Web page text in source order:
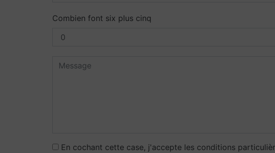
Combien font six plus cinq
En cochant cette case, j'accepte les conditions